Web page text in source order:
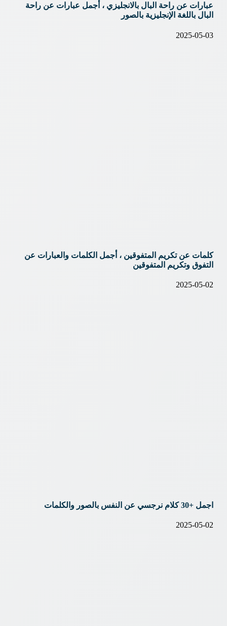
عبارات عن راحة البال بالانجليزي ، أجمل عبارات عن راحة
البال باللغة الإنجليزية بالصور
2025-05-03
كلمات عن تكريم المتفوقين ، أجمل الكلمات والعبارات عن
التفوق وتكريم المتفوقين
2025-05-02
اجمل +30 كلام نرجسي عن النفس بالصور والكلمات
2025-05-02